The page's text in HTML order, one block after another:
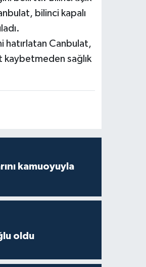
bilinci kapalı
hatırlatan Canbulat,
kaybetmeden sağlık
kamuoyuyla
oldu